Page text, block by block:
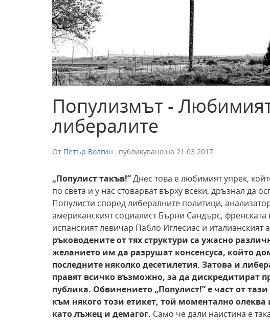
Популизмът -
либералите
От Петър Волгин , публикувано на 21.03.2017
„Популист такъв!”Днес това е любимият упрек,
по света и у нас стоварват върху всеки, дръзнал да
Популисти според либералните политици,
американският социалист Бърни Сандърс,
испанският левичар Пабло Иглесиас и италианският
ръководените от тях структури са ужасно
желанието им да разрушат консенсуса, който
последните няколко десетилетия. Затова и
правят всичко възможно, за да дискредитират
публика. Обвинението „Популист!” е част от тази
към някого този етикет, той моментално олеква
като лъжец и демагог. Само че дали наистина е